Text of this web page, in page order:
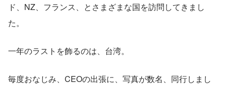
ド、NZ、フランス、とさまざまな国を訪問してきまし
た。
一年のラストを飾るのは、台湾。
毎度おなじみ、CEOの出張に、写真が数名、同行しまし